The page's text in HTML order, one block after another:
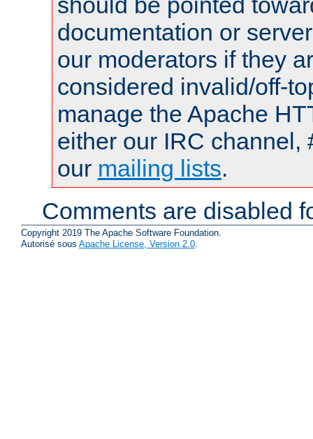
documentation or
our moderators if they
considered invalid/off-
manage the Apache
either our IRC channel,
our mailing lists.
Comments are disabled
Copyright 2019 The Apache Software Foundation.
Autorisé sous Apache License, Version 2.0.